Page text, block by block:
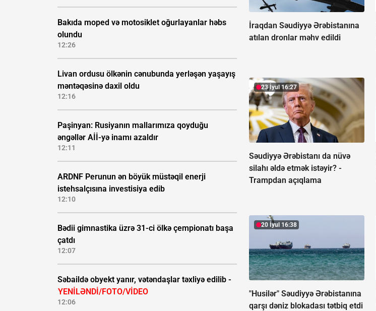
Bakıda moped və motosiklet oğurlayanlar həbs
olundu
12:26
Livan ordusu ölkənin cənubunda yerləşən yaşayış
məntəqəsinə daxil oldu
12:16
Paşinyan: Rusiyanın mallarımıza qoyduğu
əngəllər Aİİ-yə inamı azaldır
12:11
ARDNF Perunun ən böyük müstəqil enerji
istehsalçısına investisiya edib
12:10
Bədii gimnastika üzrə 31-ci ölkə çempionatı başa
çatdı
12:07
Səbaildə obyekt yanır, vətəndaşlar təxliyə edilib -
YENİLƏNDİ/FOTO/VİDEO
12:06
İraqdan Səudiyyə Ərəbistanına
atılan dronlar məhv edildi
23 İyul 16:27
Səudiyyə Ərəbistanı da nüvə
silahı əldə etmək istəyir? -
Trampdan açıqlama
20 İyul 16:38
"Husilər" Səudiyyə Ərəbistanına
qarşı dəniz blokadası tətbiq etdi